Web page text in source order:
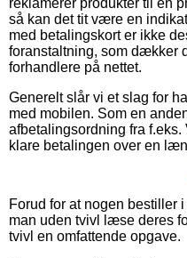
reklamerer produkter til en
så kan det tit være en
med betalingskort er ikke
foranstaltning, som dækker
forhandlere på nettet.
Generelt slår vi et slag for
med mobilen. Som en
afbetalingsordning fra f.eks.
klare betalingen over en
Forud for at nogen bestiller
man uden tvivl læse deres
tvivl en omfattende opgave.